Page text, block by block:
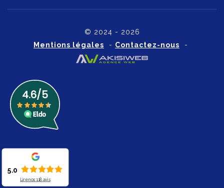
© 2024 - 2026
Mentions légales - Contactez-nous -
5.0
Lire nos 118 avis